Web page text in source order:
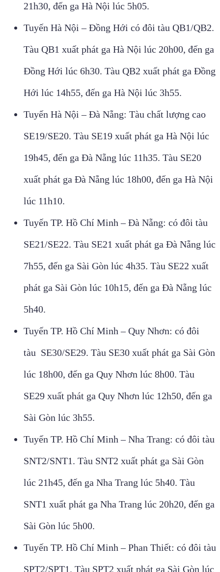
21h30, đến ga Hà Nội lúc 5h05.
Tuyến Hà Nội – Đồng Hới có đôi tàu QB1/QB2.
Tàu QB1 xuất phát ga Hà Nội lúc 20h00, đến ga
Đồng Hới lúc 6h30. Tàu QB2 xuất phát ga Đồng
Hới lúc 14h55, đến ga Hà Nội lúc 3h55.
Tuyến Hà Nội – Đà Nẵng: Tàu chất lượng cao
SE19/SE20. Tàu SE19 xuất phát ga Hà Nội lúc
19h45, đến ga Đà Nẵng lúc 11h35. Tàu SE20
xuất phát ga Đà Nẵng lúc 18h00, đến ga Hà Nội
lúc 11h10.
Tuyến TP. Hồ Chí Minh – Đà Nẵng: có đôi tàu
SE21/SE22. Tàu SE21 xuất phát ga Đà Nẵng lúc
7h55, đến ga Sài Gòn lúc 4h35. Tàu SE22 xuất
phát ga Sài Gòn lúc 10h15, đến ga Đà Nẵng lúc
5h40.
Tuyến TP. Hồ Chí Minh – Quy Nhơn: có đôi
tàu SE30/SE29. Tàu SE30 xuất phát ga Sài Gòn
lúc 18h00, đến ga Quy Nhơn lúc 8h00. Tàu
SE29 xuất phát ga Quy Nhơn lúc 12h50, đến ga
Sài Gòn lúc 3h55.
Tuyến TP. Hồ Chí Minh – Nha Trang: có đôi tàu
SNT2/SNT1. Tàu SNT2 xuất phát ga Sài Gòn
lúc 21h45, đến ga Nha Trang lúc 5h40. Tàu
SNT1 xuất phát ga Nha Trang lúc 20h20, đến ga
Sài Gòn lúc 5h00.
Tuyến TP. Hồ Chí Minh – Phan Thiết: có đôi tàu
SPT2/SPT1. Tàu SPT2 xuất phát ga Sài Gòn lúc